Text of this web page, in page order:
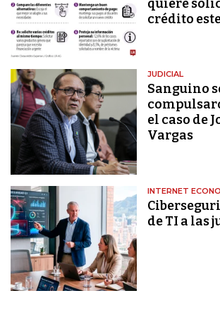
quiere
crédito
JUDICIAL
Sanguino
el caso de
Vargas
INTERNET
de TI a las